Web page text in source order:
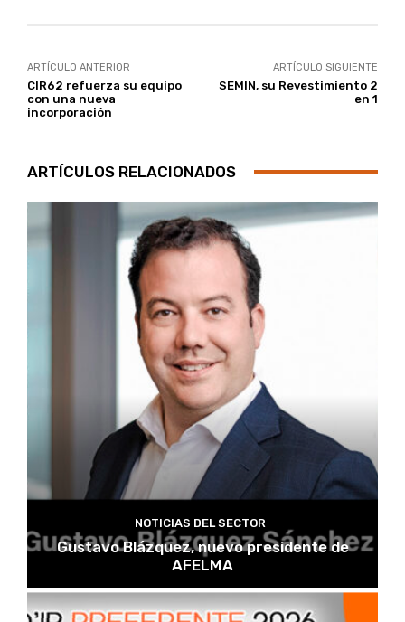
ARTÍCULO ANTERIOR
CIR62 refuerza su equipo
con una nueva
incorporación
ARTÍCULO SIGUIENTE
SEMIN, su Revestimiento 2
en 1
ARTÍCULOS RELACIONADOS
NOTICIAS DEL SECTOR
Gustavo Blázquez, nuevo presidente de
AFELMA